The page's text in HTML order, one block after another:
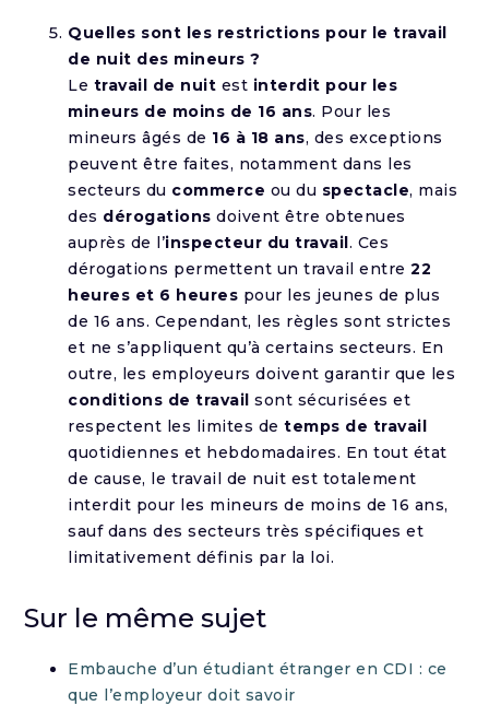
Quelles sont les restrictions pour le travail
de nuit des mineurs ?
Le travail de nuit est interdit pour les
mineurs de moins de 16 ans. Pour les
mineurs âgés de 16 à 18 ans, des exceptions
peuvent être faites, notamment dans les
secteurs du commerce ou du spectacle, mais
des dérogations doivent être obtenues
auprès de l’inspecteur du travail. Ces
dérogations permettent un travail entre22
heures et 6 heures pour les jeunes de plus
de 16 ans. Cependant, les règles sont strictes
et ne s’appliquent qu’à certains secteurs. En
outre, les employeurs doivent garantir que les
conditions de travail sont sécurisées et
respectent les limites detemps de travail
quotidiennes et hebdomadaires. En tout état
de cause, le travail de nuit est totalement
interdit pour les mineurs de moins de 16 ans,
sauf dans des secteurs très spécifiques et
limitativement définis par la loi.
Sur le même sujet
Embauche d’un étudiant étranger en CDI : ce
que l’employeur doit savoir